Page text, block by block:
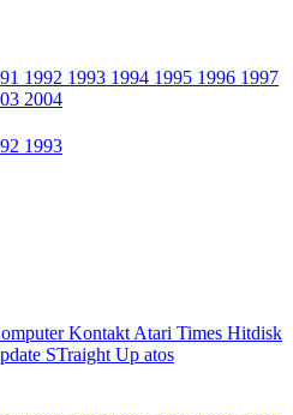
1992 1993 1994 1995 1996 1997
2004
1993
Kontakt Atari Times Hitdisk
STraight Up atos